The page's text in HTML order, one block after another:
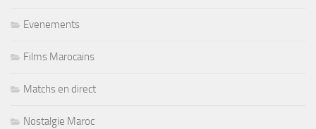
Evenements
Films Marocains
Matchs en direct
Nostalgie Maroc